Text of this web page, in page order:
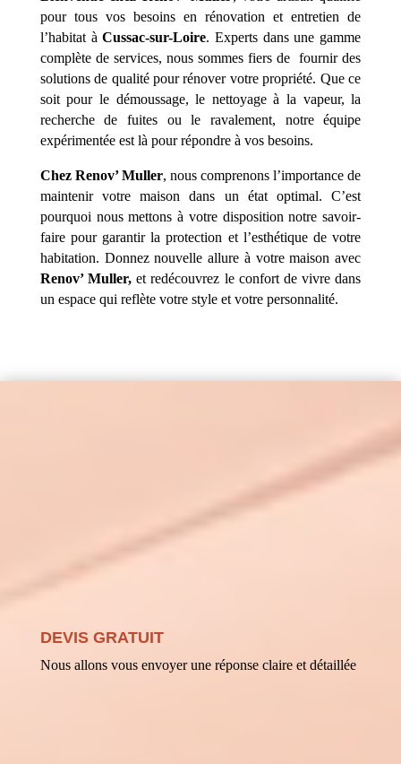
pour tous vos besoins en rénovation et entretien de
l’habitat àCussac-sur-Loire. Experts dans une gamme
complète de services, nous sommes fiers de fournir des
solutions de qualité pour rénover votre propriété. Que ce
soit pour le démoussage, le nettoyage à la vapeur, la
recherche de fuites ou le ravalement, notre équipe
expérimentée est là pour répondre à vos besoins.
Chez Renov’ Muller, nous comprenons l’importance de
maintenir votre maison dans un état optimal. C’est
pourquoi nous mettons à votre disposition notre savoir-
faire pour garantir la protection et l’esthétique de votre
habitation. Donnez nouvelle allure à votre maison avec
Renov’ Muller,et redécouvrez le confort de vivre dans
un espace qui reflète votre style et votre personnalité.
DEVIS GRATUIT
Nous allons vous envoyer une réponse claire et détaillée